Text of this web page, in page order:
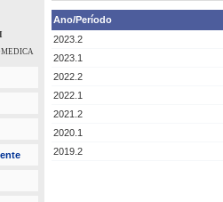
Ano/Período
2023.2
2023.1
2022.2
2022.1
2021.2
2020.1
2019.2